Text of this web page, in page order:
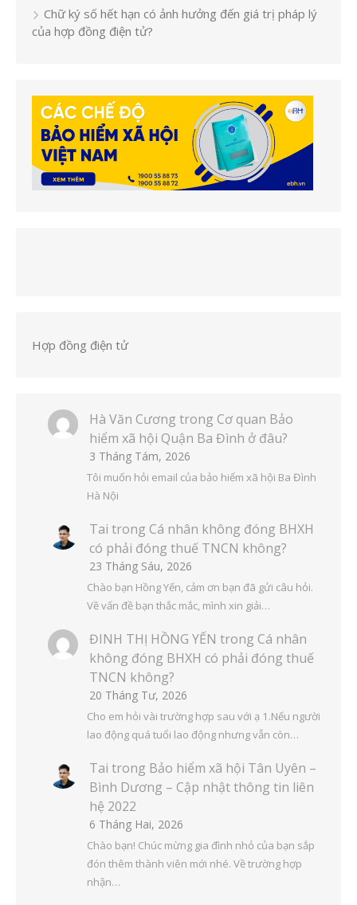
Chữ ký số hết hạn có ảnh hưởng đến giá trị pháp lý
của hợp đồng điện tử?
Hợp đồng điện tử
Hà Văn Cương trong Cơ quan Bảo
hiểm xã hội Quận Ba Đình ở đâu?
3 Tháng Tám, 2026
Tôi muốn hỏi email của bảo hiểm xã hội Ba Đình
Hà Nội
Tai trong Cá nhân không đóng BHXH
có phải đóng thuế TNCN không?
23 Tháng Sáu, 2026
Chào bạn Hồng Yến, cảm ơn bạn đã gửi câu hỏi.
Về vấn đề bạn thắc mắc, mình xin giải…
ĐINH THỊ HỒNG YẾN trong Cá nhân
không đóng BHXH có phải đóng thuế
TNCN không?
20 Tháng Tư, 2026
Cho em hỏi vài trường hợp sau với ạ 1.Nếu người
lao động quá tuổi lao động nhưng vẫn còn…
Tai trong Bảo hiểm xã hội Tân Uyên –
Bình Dương – Cập nhật thông tin liên
hệ 2022
6 Tháng Hai, 2026
Chào bạn! Chúc mừng gia đình nhỏ của bạn sắp
đón thêm thành viên mới nhé. Về trường hợp
nhận…